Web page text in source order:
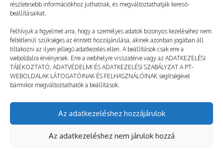
részletesebb információkhoz juthatnak, és megváltoztathatják kereső-
beállításaikat.
Felhívjuk a figyelmet arra, hogy a személyes adatok bizonyos kezeléséhez nem
feltétlenül szükséges az érintett hozzájárulása, akinek azonban jogában áll
tiltakozni az ilyen jellegű adatkezelés ellen. A beállítások csak erre a
weboldalra érvényesek. Erre a webhelyre visszatérve vagy az ADATKEZELÉSI
TÁJÉKOZTATÓ, ADATVÉDELMI ÉS ADATKEZELÉSI SZABÁLYZAT A PT-
WEBOLDALAK LÁTOGATÓINAK ÉS FELHASZNÁLÓINAK segítségével
bármikor megváltoztathatók a beállítások.
Az adatkezeléshez hozzájárulok
Az adatkezeléshez nem járulok hozzá
Gerincműtétet nem…
2023. 03. 02. PT-MESÉK
© taborozz.hu